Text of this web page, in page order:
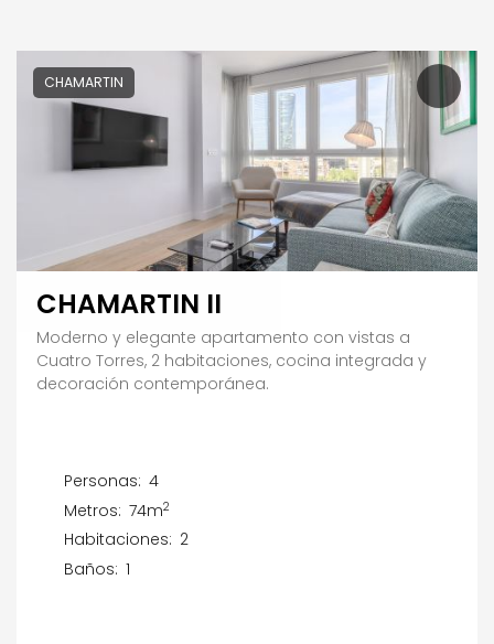
CHAMARTIN
CHAMARTIN II
Moderno y elegante apartamento con vistas a
Cuatro Torres, 2 habitaciones, cocina integrada y
decoración contemporánea.
Personas: 4
Metros: 74m2
Habitaciones: 2
Baños: 1